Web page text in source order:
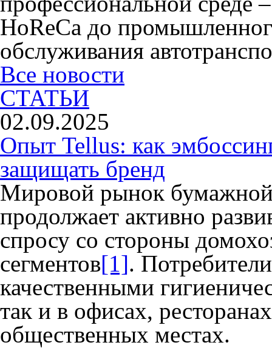
HoReCa до
обслуживания
Все новости
СТАТЬИ
02.09.2025
Опыт Tellus: как
защищать бренд
Мировой рынок бумажной
продолжает активно
спросу со стороны
сегментов[1].
качественными
так и в офисах,
общественных местах.